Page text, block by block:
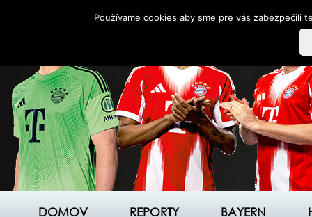
DOMOV REPORTY BAYERN
Používame cookies aby sme pre vás zabezpečili